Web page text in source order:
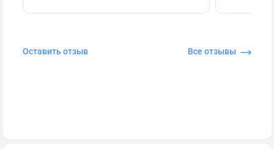
Оставить отзыв Все отзывы